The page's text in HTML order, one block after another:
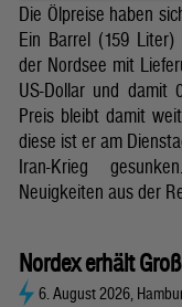
Die Ölpreise haben
Ein Barrel (159
der Nordsee mit
US-Dollar und damit
Preis bleibt damit
diese ist er am
Iran-Krieg
Neuigkeiten aus der
Nordex erhält
6. August 2026,